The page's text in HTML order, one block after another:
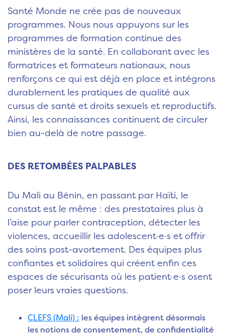
Santé Monde ne crée pas de nouveaux
programmes. Nous nous appuyons sur les
programmes de formation continue des
ministères de la santé. En collaborant avec les
formatrices et formateurs nationaux, nous
renforçons ce qui est déjà en place et intégrons
durablement les pratiques de qualité aux
cursus de santé et droits sexuels et reproductifs.
Ainsi, les connaissances continuent de circuler
bien au-delà de notre passage.
DES RETOMBÉES PALPABLES
Du Mali au Bénin, en passant par Haïti, le
constat est le même : des prestataires plus à
l’aise pour parler contraception, détecter les
violences, accueillir les adolescent·e·s et offrir
des soins post-avortement. Des équipes plus
confiantes et solidaires qui créent enfin ces
espaces de sécurisants où les patient·e·s osent
poser leurs vraies questions.
CLEFS (Mali) : les équipes intègrent désormais
les notions de consentement, de confidentialité